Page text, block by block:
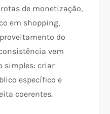
de monetização,
em shopping,
do
vem
simples: criar
específico e
coerentes.